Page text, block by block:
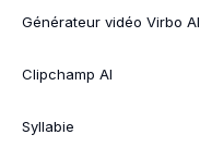
Générateur vidéo Virbo AI
Clipchamp AI
Syllabie